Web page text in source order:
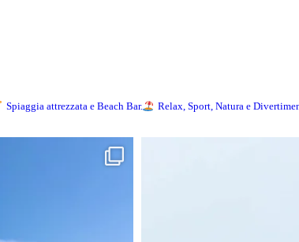
Spiaggia attrezzata e Beach Bar. Relax, Sport, Natura e